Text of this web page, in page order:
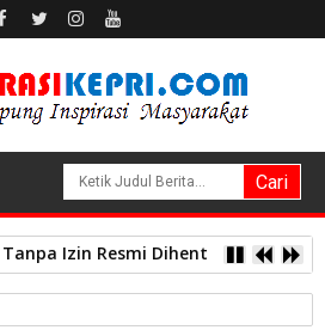
Izin Resmi Dihentikan Polsek